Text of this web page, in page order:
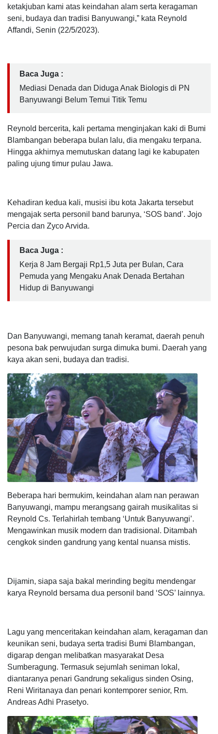
ketakjuban kami atas keindahan alam serta keragaman
seni, budaya dan tradisi Banyuwangi,” kata Reynold
Affandi, Senin (22/5/2023).
Baca Juga :
Mediasi Denada dan Diduga Anak Biologis di PN
Banyuwangi Belum Temui Titik Temu
Reynold bercerita, kali pertama menginjakan kaki di Bumi
Blambangan beberapa bulan lalu, dia mengaku terpana.
Hingga akhirnya memutuskan datang lagi ke kabupaten
paling ujung timur pulau Jawa.
Kehadiran kedua kali, musisi ibu kota Jakarta tersebut
mengajak serta personil band barunya, ‘SOS band’. Jojo
Percia dan Zyco Arvida.
Baca Juga :
Kerja 8 Jam Bergaji Rp1,5 Juta per Bulan, Cara
Pemuda yang Mengaku Anak Denada Bertahan
Hidup di Banyuwangi
Dan Banyuwangi, memang tanah keramat, daerah penuh
pesona bak perwujudan surga dimuka bumi. Daerah yang
kaya akan seni, budaya dan tradisi.
Beberapa hari bermukim, keindahan alam nan perawan
Banyuwangi, mampu merangsang gairah musikalitas si
Reynold Cs. Terlahirlah tembang ‘Untuk Banyuwangi’.
Mengawinkan musik modern dan tradisional. Ditambah
cengkok sinden gandrung yang kental nuansa mistis.
Dijamin, siapa saja bakal merinding begitu mendengar
karya Reynold bersama dua personil band ‘SOS’ lainnya.
Lagu yang menceritakan keindahan alam, keragaman dan
keunikan seni, budaya serta tradisi Bumi Blambangan,
digarap dengan melibatkan masyarakat Desa
Sumberagung. Termasuk sejumlah seniman lokal,
diantaranya penari Gandrung sekaligus sinden Osing,
Reni Wiritanaya dan penari kontemporer senior, Rm.
Andreas Adhi Prasetyo.